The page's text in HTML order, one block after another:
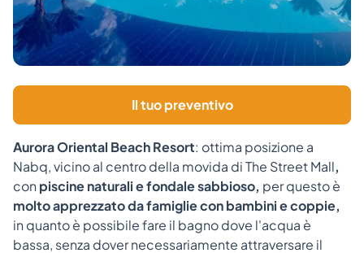
Il tuo preventivo
Aurora Oriental Beach Resort: ottima posizione a
Nabq, vicino al centro della movida di The Street Mall,
con piscine naturali e fondale sabbioso, per questo è
molto apprezzato da famiglie con bambini e coppie,
in quanto è possibile fare il bagno dove l'acqua è
bassa, senza dover necessariamente attraversare il